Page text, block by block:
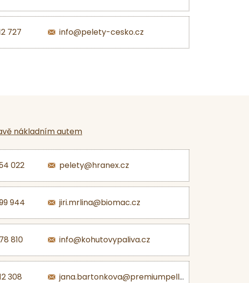
727 info@pelety-cesko.cz
nákladním autem
022 pelety@hranex.cz
944 jiri.mrlina@biomac.cz
810 info@kohutovypaliva.cz
308 jana.bartonkova@premiumpellets.cz